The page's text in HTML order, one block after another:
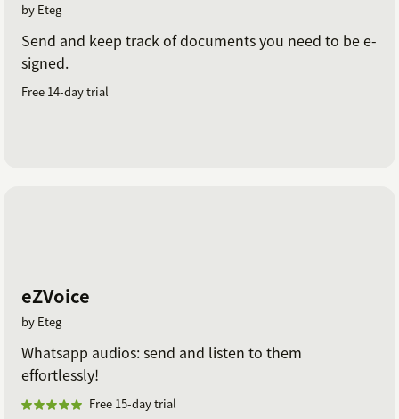
by Eteg
Send and keep track of documents you need to be e-
signed.
Free 14-day trial
eZVoice
by Eteg
Whatsapp audios: send and listen to them
effortlessly!
Free 15-day trial